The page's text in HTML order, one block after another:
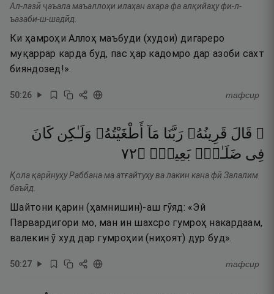
Ал-лазӣ ҷаъала маъаллоҳи илаҳан ахара фа алқийаҳу фи-л-
ъазаби-ш-шадӣд.
Ки ҳамроҳи Аллоҳ маъбуди (худои) дигареро
муқаррар карда буд, пас ҳар кадомро дар азоби сахт
бияндозед!».
50:26 тафсир
۞ قَالَ قَرِينُهُۥ رَبَّنَا مَآ أَطْغَيْتُهُۥ وَلَـٰكِن كَانَ
فِى ضَلَـٰلٍۭ بَعِيدٍۢ ۝٢٧
Қола қарӣнуҳу Раббана ма атғайтуҳу ва лакин кана фӣ Залалим
баъӣд.
Шайтони қарин (ҳамнишин)-аш гӯяд: «Эй
Парвардигори мо, ман ин шахсро гумроҳ накардаам,
валекин ӯ худ дар гумроҳии (ниҳоят) дур буд».
50:27 тафсир